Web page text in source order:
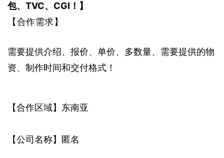
包、TVC、CGI！】
【合作需求】
需要提供介绍、报价、单价、多数量、需要提供的物
资、制作时间和交付格式！
【合作区域】东南亚
【公司名称】匿名